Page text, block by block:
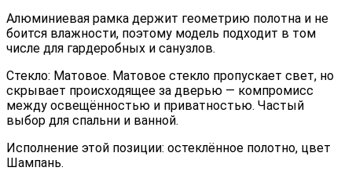
Алюминиевая рамка держит геометрию полотна и не
боится влажности, поэтому модель подходит в том
числе для гардеробных и санузлов.
Стекло: Матовое. Матовое стекло пропускает свет, но
скрывает происходящее за дверью — компромисс
между освещённостью и приватностью. Частый
выбор для спальни и ванной.
Исполнение этой позиции: остеклённое полотно, цвет
Шампань.